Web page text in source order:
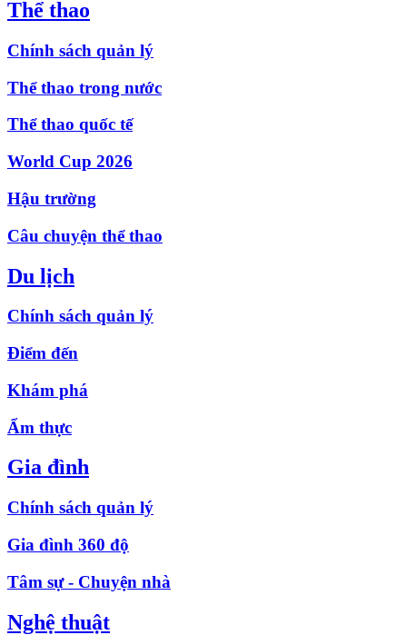
Thể thao
Chính sách quản lý
Thể thao trong nước
Thể thao quốc tế
World Cup 2026
Hậu trường
Câu chuyện thể thao
Du lịch
Chính sách quản lý
Điểm đến
Khám phá
Ẩm thực
Gia đình
Chính sách quản lý
Gia đình 360 độ
Tâm sự - Chuyện nhà
Nghệ thuật